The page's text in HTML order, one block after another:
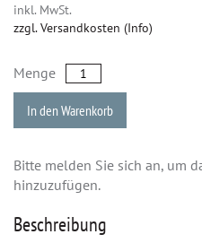
inkl. MwSt.
zzgl. Versandkosten (Info)
Menge
In den Warenkorb
Bitte melden Sie sich an, um
hinzuzufügen.
Beschreibung